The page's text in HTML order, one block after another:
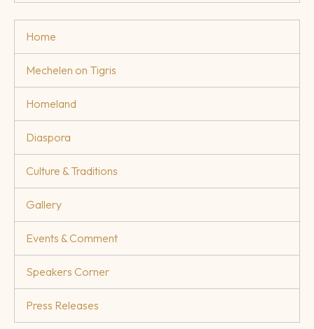
Home
Mechelen on Tigris
Homeland
Diaspora
Culture & Traditions
Gallery
Events & Comment
Speakers Corner
Press Releases